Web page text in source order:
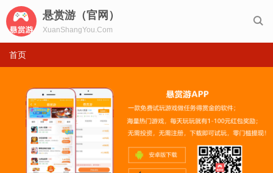

悬赏游（官网）
XuanShangYou.Com
首页